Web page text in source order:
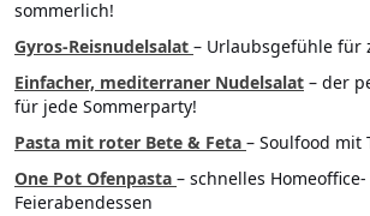
sommerlich!
Gyros-Reisnudelsalat – Urlaubsgefühle für
Einfacher, mediterraner Nudelsalat – der
für jede Sommerparty!
Pasta mit roter Bete & Feta – Soulfood mit
One Pot Ofenpasta – schnelles
Feierabendessen